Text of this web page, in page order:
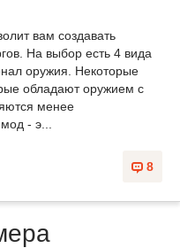
вам создавать
На выбор есть 4 вида
оружия. Некоторые
обладают оружием с
менее
- э...
8